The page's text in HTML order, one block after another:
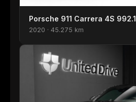
Porsche 911 Carrera 4S 992.1
2020 · 45.275 km